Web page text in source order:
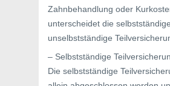
Zahnbehandlung oder
unterscheidet die
unselbstständige
– Selbstständige
Die selbstständige